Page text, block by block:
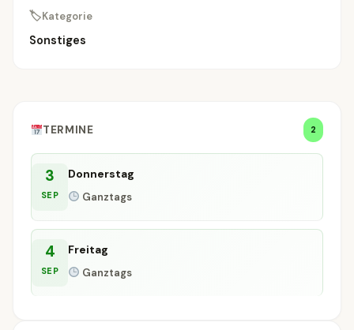
🏷Kategorie
Sonstiges
TERMINE 2
3
SEP
Donnerstag
Ganztags
4
SEP
Freitag
Ganztags